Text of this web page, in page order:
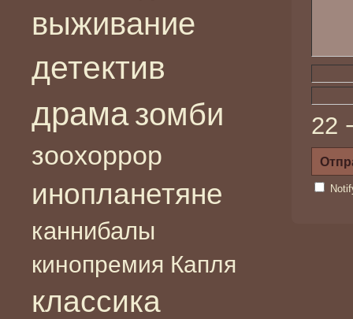
выживание
детектив
драма зомби
зоохоррор
инопланетяне
каннибалы
кинопремия Капля
классика
22